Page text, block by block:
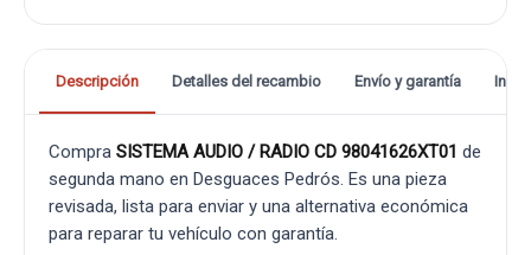
Descripción Detalles del recambio Envío y garantía
Compra SISTEMA AUDIO / RADIO CD 98041626XT01 de
segunda mano en Desguaces Pedrós. Es una pieza
revisada, lista para enviar y una alternativa económica
para reparar tu vehículo con garantía.